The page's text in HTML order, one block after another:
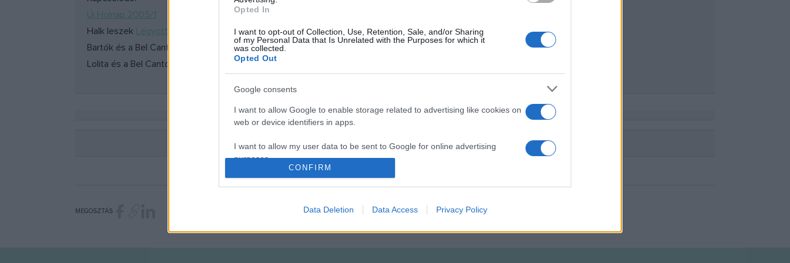
Opted In
I want to opt-out of Collection, Use, Retention, Sale, and/or Sharing
of my Personal Data that Is Unrelated with the Purposes for which it
was collected.
Opted Out
Google consents
I want to allow Google to enable storage related to advertising like cookies on
web or device identifiers in apps.
I want to allow my user data to be sent to Google for online advertising
purposes.
I want to allow Google to enable storage related to analytics like cookies on
CONFIRM
Data Deletion Data Access Privacy Policy
Új Holnap 2005/1
Halk leszek Légyott
Bartók és a Bel Canto
Lolita és a Bel Canto
MEGOSZTÁS